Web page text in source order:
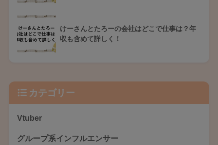
けーさんとたろーの会社はどこで仕事は？年
収も含めて詳しく！
カテゴリー
Vtuber
グループ系インフルエンサー